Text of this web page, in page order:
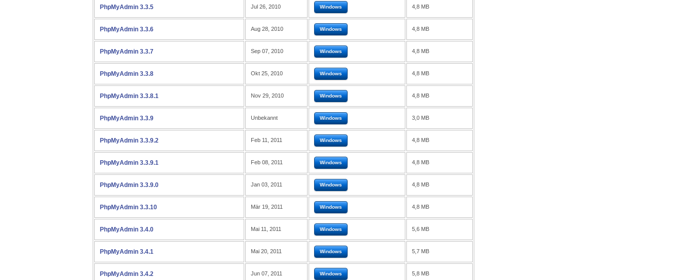
PhpMyAdmin 3.3.5 Jul 26, 2010 Windows 4,8 MB
PhpMyAdmin 3.3.6 Aug 28, 2010 Windows 4,8 MB
PhpMyAdmin 3.3.7 Sep 07, 2010 Windows 4,8 MB
PhpMyAdmin 3.3.8 Okt 25, 2010 Windows 4,8 MB
PhpMyAdmin 3.3.8.1 Nov 29, 2010 Windows 4,8 MB
PhpMyAdmin 3.3.9 Unbekannt Windows 3,0 MB
PhpMyAdmin 3.3.9.2 Feb 11, 2011 Windows 4,8 MB
PhpMyAdmin 3.3.9.1 Feb 08, 2011 Windows 4,8 MB
PhpMyAdmin 3.3.9.0 Jan 03, 2011 Windows 4,8 MB
PhpMyAdmin 3.3.10 Mär 19, 2011 Windows 4,8 MB
PhpMyAdmin 3.4.0 Mai 11, 2011 Windows 5,6 MB
PhpMyAdmin 3.4.1 Mai 20, 2011 Windows 5,7 MB
PhpMyAdmin 3.4.2 Jun 07, 2011 Windows 5,8 MB